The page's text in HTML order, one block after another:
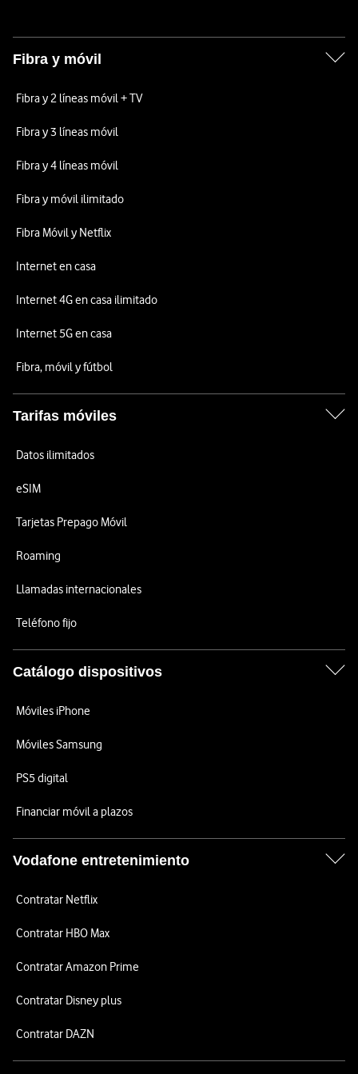
Fibra y móvil
Fibra y 2 líneas móvil + TV
Fibra y 3 líneas móvil
Fibra y 4 líneas móvil
Fibra y móvil ilimitado
Fibra Móvil y Netflix
Internet en casa
Internet 4G en casa ilimitado
Internet 5G en casa
Fibra, móvil y fútbol
Tarifas móviles
Datos ilimitados
eSIM
Tarjetas Prepago Móvil
Roaming
Llamadas internacionales
Teléfono fijo
Catálogo dispositivos
Móviles iPhone
Móviles Samsung
PS5 digital
Financiar móvil a plazos
Vodafone entretenimiento
Contratar Netflix
Contratar HBO Max
Contratar Amazon Prime
Contratar Disney plus
Contratar DAZN